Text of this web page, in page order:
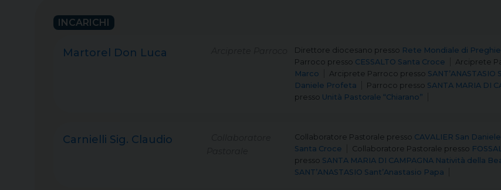
INCARICHI
Martorel Don Luca Direttore diocesano presso Rete Mondiale di
Parroco presso CESSALTO Santa Croce Arciprete
Marco
Arciprete Parroco presso
Daniele Profeta
Parroco presso SANTA MARIA DI
presso Unità Pastorale “Chiarano”
Carnielli Sig. Claudio Collaboratore Pastorale presso CAVALIER San
Santa Croce
Collaboratore Pastorale presso
presso SANTA MARIA DI CAMPAGNA Natività della
SANT’ANASTASIO Sant’Anastasio Papa